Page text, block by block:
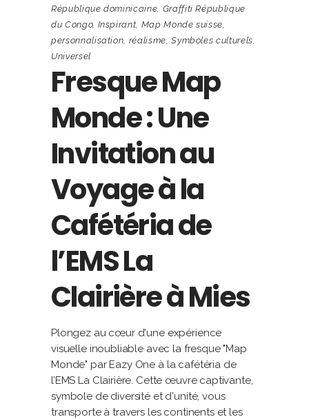
République dominicaine, Graffiti République
du Congo, Inspirant, Map Monde suisse,
personnalisation, réalisme,Symboles culturels,
Universel
Fresque Map
Monde : Une
Invitation au
Voyage à la
Cafétéria de
l’EMS La
Clairière à Mies
Plongez au cœur d'une expérience
visuelle inoubliable avec la fresque "Map
Monde" par Eazy One à la cafétéria de
l’EMS La Clairière. Cette œuvre captivante,
symbole de diversité et d'unité, vous
transporte à travers les continents et les